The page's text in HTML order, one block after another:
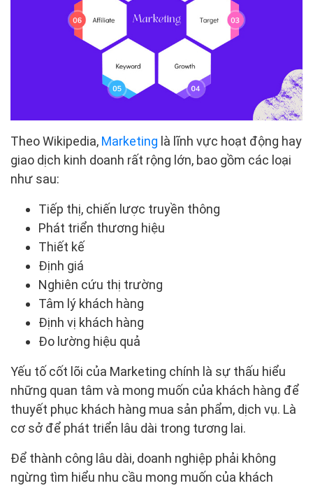
Theo Wikipedia, Marketing là lĩnh vực hoạt động hay
giao dịch kinh doanh rất rộng lớn, bao gồm các loại
như sau:
Tiếp thị, chiến lược truyền thông
Phát triển thương hiệu
Thiết kế
Định giá
Nghiên cứu thị trường
Tâm lý khách hàng
Định vị khách hàng
Đo lường hiệu quả
Yếu tố cốt lõi của Marketing chính là sự thấu hiểu
những quan tâm và mong muốn của khách hàng để
thuyết phục khách hàng mua sản phẩm, dịch vụ. Là
cơ sở để phát triển lâu dài trong tương lai.
Để thành công lâu dài, doanh nghiệp phải không
ngừng tìm hiểu nhu cầu mong muốn của khách